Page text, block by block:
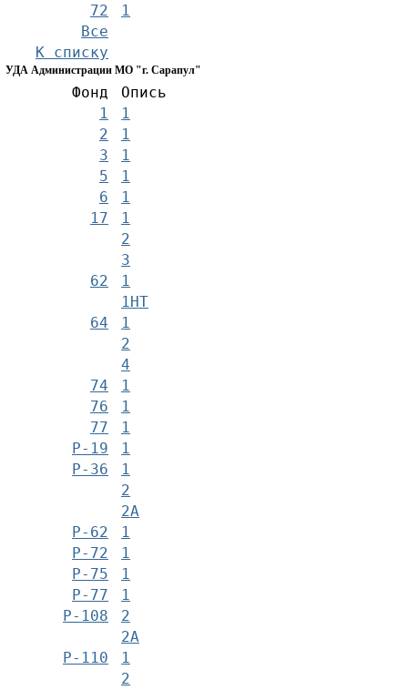
72
1
Все
К списку
УДА Администрации МО "г. Сарапул"
Фонд
Опись
1
1
2
1
3
1
5
1
6
1
17
1
2
3
62
1
1НТ
64
1
2
4
74
1
76
1
77
1
Р-19
1
Р-36
1
2
2А
Р-62
1
Р-72
1
Р-75
1
Р-77
1
Р-108
2
2А
Р-110
1
2